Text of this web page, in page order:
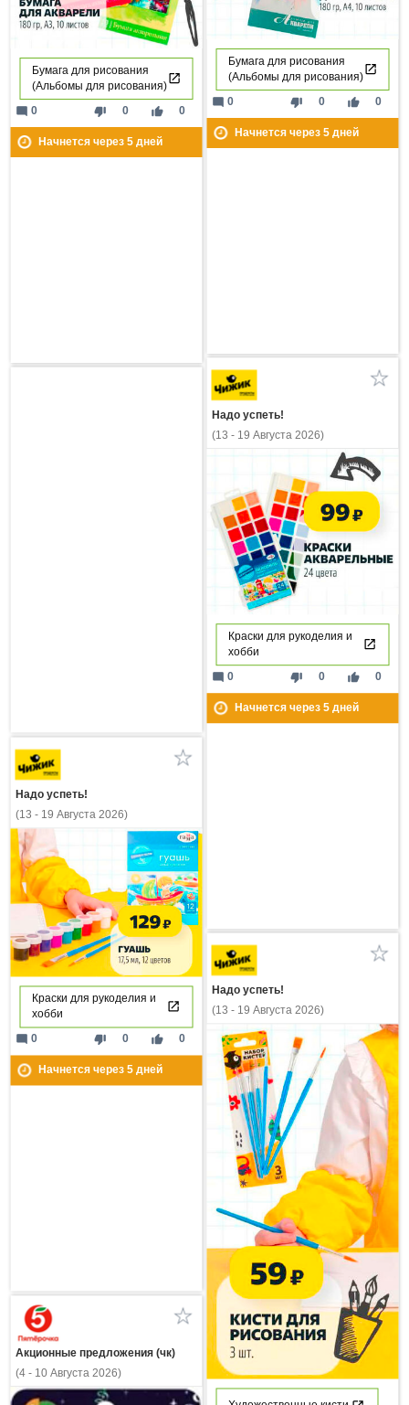
Бумага для рисования
(Альбомы для рисования)
thumb_down 0 thumb_up 0
mode_comment 0
Начнется через 5дней
Бумага для рисования
(Альбомы для рисования)
thumb_down 0 thumb_up 0
mode_comment 0
Начнется через 5дней
Надо успеть!
(13 - 19 Августа 2026)
Краски для рукоделия и
хобби
thumb_down 0 thumb_up 0
mode_comment 0
Начнется через 5дней
Надо успеть!
(13 - 19 Августа 2026)
Краски для рукоделия и
хобби
thumb_down 0 thumb_up 0
mode_comment 0
Начнется через 5дней
Надо успеть!
(13 - 19 Августа 2026)
Акционные предложения (чк)
(4 - 10 Августа 2026)